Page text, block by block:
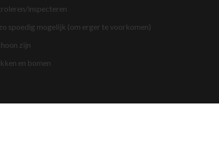
inspecteren
spoedig mogelijk (om erger te voorkomen)
zijn
en bomen